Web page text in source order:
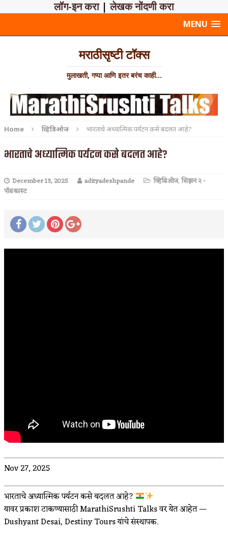
लॉग-इन करा|लेखक नोंदणी करा
MENU
मराठीसृष्टी टॉक्स
मुलाखती, गप्पा आणि इतर बरंच काही...
Home व्हिडिओज भारताचे अध्यात्मिक पर्यटन कसे बदलत आहे?
भारताचे अध्यात्मिक पर्यटन कसे बदलत आहे?
December 13, 2025 adityadeshpande व्हिडिओज,सिझन २ -
पॉडकास्ट
Nov 27, 2025
भारताचे अध्यात्मिक पर्यटन कसे बदलत आहे?
यावर प्रकाश टाकण्यासाठी MarathiSrushti Talks वर येत आहेत —
Dushyant Desai, Destiny Tours यांचे संस्थापक.